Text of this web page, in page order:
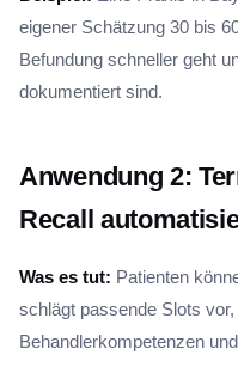
eigener Schätzung 30 bis
Befundung schneller geht
dokumentiert sind.
Anwendung 2:
Recall
Was es tut: Patienten
schlägt passende Slots
Behandlerkompetenzen